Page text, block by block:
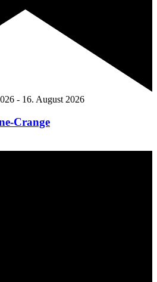
- 16. August 2026
Crange